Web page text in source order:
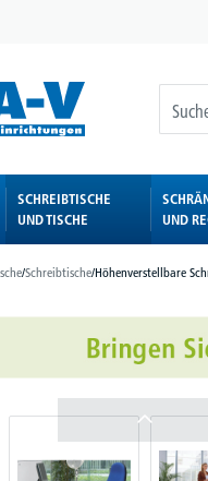
SCHREIBTISCHE
UND TISCHE
UND
/Schreibtische/Höhenverstellbare